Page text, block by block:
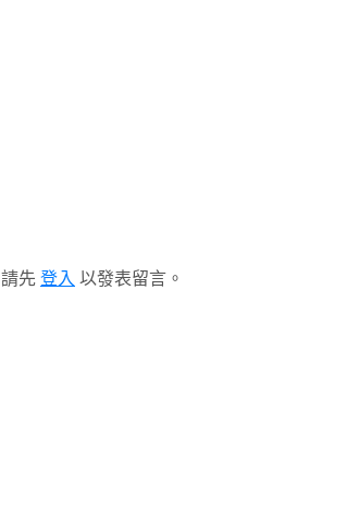
請先 登入 以發表留言。